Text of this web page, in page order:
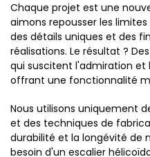
Chaque projet est une
aimons repousser les
des détails uniques et des
réalisations. Le résultat ?
qui suscitent l'admiration et
offrant une fonctionnalité
Nous utilisons uniquement
et des techniques de
durabilité et la longévité de
besoin d'un escalier